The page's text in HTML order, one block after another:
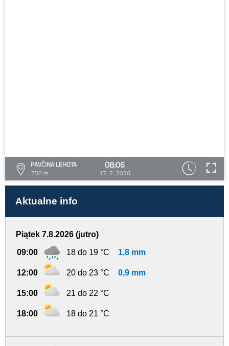
PAVČINA LEHOTA
750 m
08:06
17. 2. 2026
Aktualne info
Piątek 7.8.2026 (jutro)
09:00 18 do 19 °C 1,8 mm
12:00 20 do 23 °C 0,9 mm
15:00 21 do 22 °C
18:00 18 do 21 °C